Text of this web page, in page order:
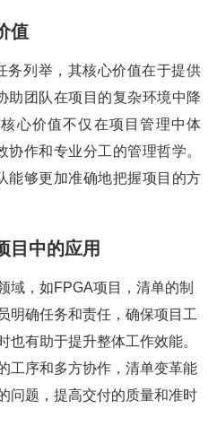
值
务列举，其核心价值在于提供
助团队在项目的复杂环境中降
心价值不仅在项目管理中体
作和专业分工的管理哲学。
能够更加准确地把握项目的方
目中的应用
域，如FPGA项目，清单的制
明确任务和责任，确保项目工
也有助于提升整体工作效能。
工序和多方协作，清单变革能
问题，提高交付的质量和准时